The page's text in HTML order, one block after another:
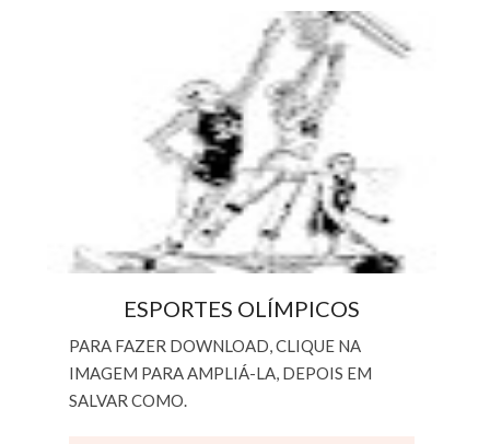
ESPORTES OLÍMPICOS
PARA FAZER DOWNLOAD, CLIQUE NA
IMAGEM PARA AMPLIÁ-LA, DEPOIS EM
SALVAR COMO.